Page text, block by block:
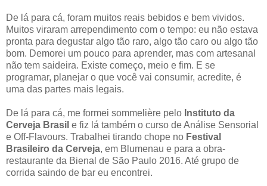
De lá para cá, foram muitos reais bebidos e bem vividos.
Muitos viraram arrependimento com o tempo: eu não estava
pronta para degustar algo tão raro, algo tão caro ou algo tão
bom. Demorei um pouco para aprender, mas com artesanal
não tem saideira. Existe começo, meio e fim. E se
programar, planejar o que você vai consumir, acredite, é
uma das partes mais legais.
De lá para cá, me formei sommelière pelo Instituto da
Cerveja Brasil e fiz lá também o curso de Análise Sensorial
e Off-Flavours. Trabalhei tirando chope no Festival
Brasileiro da Cerveja, em Blumenau e para a obra-
restaurante da Bienal de São Paulo 2016. Até grupo de
corrida saindo de bar eu encontrei.